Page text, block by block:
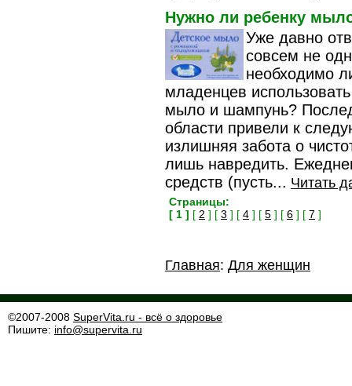
Нужно ли ребенку
Уже давно
совсем не
необходимо
младенцев
мыло и шампунь?
области привели к
излишняя забота о
лишь навредить.
средств (пусть... Читать
Страницы:
[ 1 ] [ 2 ] [ 3 ] [ 4 ] [ 5 ] [ 6 ] [ 7 ]
Главная: Для женщин
©2007-2008 SuperVita.ru - всё о здоровье
Пишите: info@supervita.ru